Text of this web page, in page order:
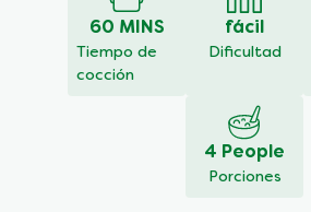
calificaciones
60 MINS
Tiempo de
cocción
fácil
Dificultad
4 People
Porciones